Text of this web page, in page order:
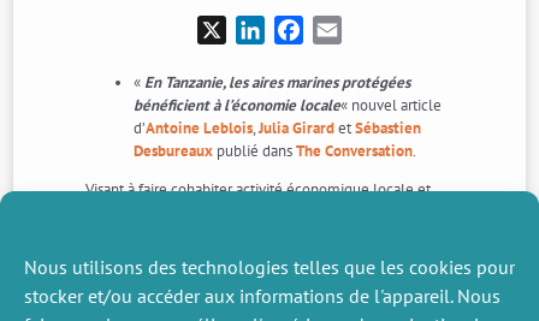
Nous utilisons des technologies telles que les cookies pour
stocker et/ou accéder aux informations de l'appareil. Nous
LinkedInFacebook
« En Tanzanie, les aires marines protégées
bénéficient à l’économie locale« nouvel article
d’Antoine Leblois,Julia GirardetSébastien
Desbureaux publié dansThe Conversation.
Visant à faire cohabiter activité économique locale et
montrent que le niveau de vie des habitants des villages
situés à proximité ou au sein des AMP a doublé par
rapport à ceux plus éloignés.